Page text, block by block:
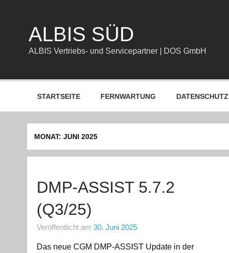
ALBIS SÜD
ALBIS Vertriebs- und Servicepartner | DOS GmbH
STARTSEITE FERNWARTUNG DATENSCHUTZ
MONAT:JUNI 2025
DMP-ASSIST 5.7.2
(Q3/25)
Veröffentlicht am 30. Juni 2025
Das neue CGM DMP-ASSIST Update in der